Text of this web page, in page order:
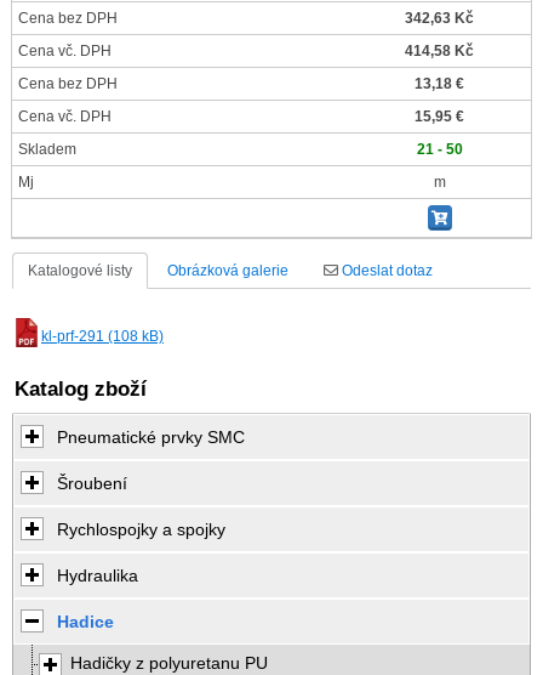
Cena bez DPH
342,63 Kč
Cena vč. DPH
414,58 Kč
Cena bez DPH
13,18 €
Cena vč. DPH
15,95 €
Skladem
21 - 50
Mj
m
Katalogové listy Obrázková galerie Odeslat dotaz
kl-prf-291 (108 kB)
Katalog zboží
Pneumatické prvky SMC
Šroubení
Rychlospojky a spojky
Hydraulika
Hadice
Hadičky z polyuretanu PU